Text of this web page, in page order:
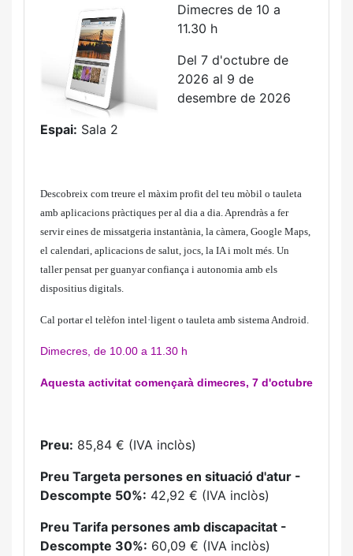
Dimecres de 10 a
11.30 h
Del 7 d'octubre de
2026 al 9 de
desembre de 2026
Espai: Sala 2
Descobreix com treure el màxim profit del teu mòbil o tauleta
amb aplicacions pràctiques per al dia a dia. Aprendràs a fer
servir eines de missatgeria instantània, la càmera, Google Maps,
el calendari, aplicacions de salut, jocs, la IA i molt més. Un
taller pensat per guanyar confiança i autonomia amb els
dispositius digitals.
Cal portar el telèfon intel·ligent o tauleta amb sistema Android.
Dimecres, de 10.00 a 11.30 h
Aquesta activitat començarà dimecres, 7 d'octubre
Preu: 85,84 € (IVA inclòs)
Preu Targeta persones en situació d'atur -
Descompte 50%: 42,92 € (IVA inclòs)
Preu Tarifa persones amb discapacitat -
Descompte 30%: 60,09 € (IVA inclòs)